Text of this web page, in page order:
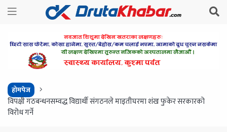
होमपेज
विपक्षी गठबन्धनसम्वद्ध विद्यार्थी संगठनले माइतीघरमा शंख फुकेर सरकारको
विरोध गर्ने